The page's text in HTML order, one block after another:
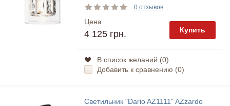
0 отзывов
Цена
4 125 грн. Купить
В список желаний (0)
Добавить к сравнению (0)
Светильник "Dario AZ1111" AZzardo